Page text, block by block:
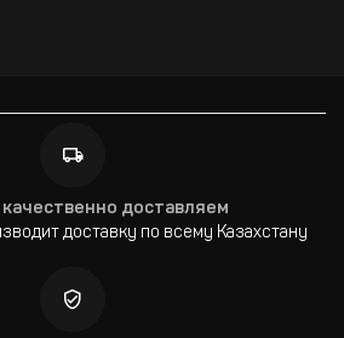
доставляем
доставку по всему Казахстану